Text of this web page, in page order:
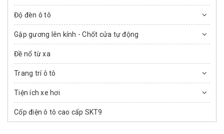
Độ đèn ô tô
Gập gương lên kính - Chốt cửa tự động
Đề nổ từ xa
Trang trí ô tô
Tiện ích xe hơi
Cốp điện ô tô cao cấp SKT9